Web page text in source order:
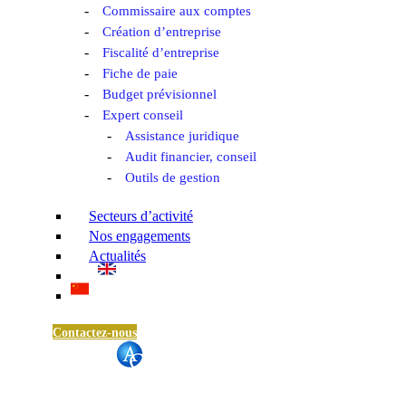
Commissaire aux comptes
Création d’entreprise
Fiscalité d’entreprise
Fiche de paie
Budget prévisionnel
Expert conseil
Assistance juridique
Audit financier, conseil
Outils de gestion
Secteurs d’activité
Nos engagements
Actualités
Contactez-nous